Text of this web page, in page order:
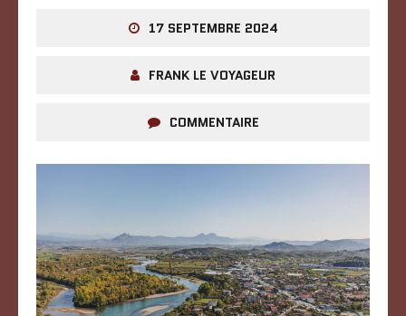
17 SEPTEMBRE 2024
FRANK LE VOYAGEUR
COMMENTAIRE